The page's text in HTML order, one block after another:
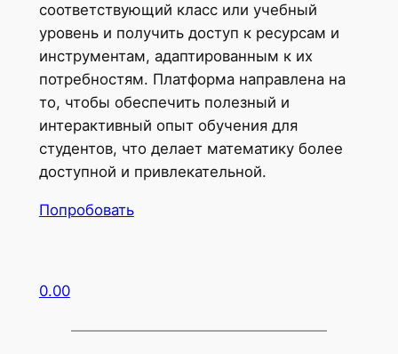
соответствующий класс или учебный
уровень и получить доступ к ресурсам и
инструментам, адаптированным к их
потребностям. Платформа направлена ​​на
то, чтобы обеспечить полезный и
интерактивный опыт обучения для
студентов, что делает математику более
доступной и привлекательной.
Попробовать
0.00